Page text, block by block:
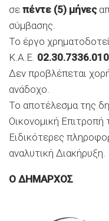
σε πέντε (5) μήνες
σύμβασης.
Το έργο
Κ.Α.Ε.
Δεν προβλέπεται
ανάδοχο.
Το αποτέλεσμα της
Οικονομική
Ειδικότερες
αναλυτική Διακήρυξη.
Ο ΔΗΜΑΡΧΟΣ